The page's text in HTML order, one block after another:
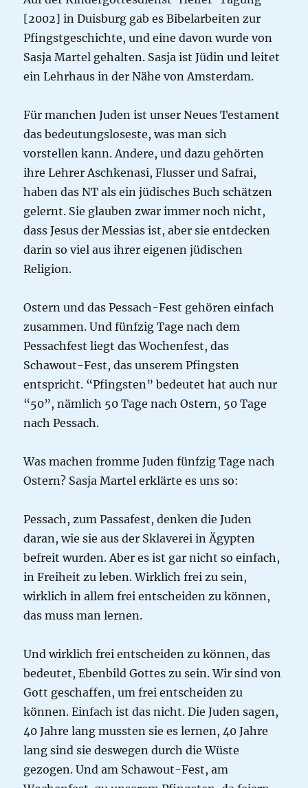
[2002] in Duisburg gab es Bibelarbeiten zur
Pfingstgeschichte, und eine davon wurde von
Sasja Martel gehalten. Sasja ist Jüdin und leitet
ein Lehrhaus in der Nähe von Amsterdam.
Für manchen Juden ist unser Neues Testament
das bedeutungsloseste, was man sich
vorstellen kann. Andere, und dazu gehörten
ihre Lehrer Aschkenasi, Flusser und Safrai,
haben das NT als ein jüdisches Buch schätzen
gelernt. Sie glauben zwar immer noch nicht,
dass Jesus der Messias ist, aber sie entdecken
darin so viel aus ihrer eigenen jüdischen
Religion.
Ostern und das Pessach-Fest gehören einfach
zusammen. Und fünfzig Tage nach dem
Pessachfest liegt das Wochenfest, das
Schawout-Fest, das unserem Pfingsten
entspricht. “Pfingsten” bedeutet hat auch nur
“50”, nämlich 50 Tage nach Ostern, 50 Tage
nach Pessach.
Was machen fromme Juden fünfzig Tage nach
Ostern? Sasja Martel erklärte es uns so:
Pessach, zum Passafest, denken die Juden
daran, wie sie aus der Sklaverei in Ägypten
befreit wurden. Aber es ist gar nicht so einfach,
in Freiheit zu leben. Wirklich frei zu sein,
wirklich in allem frei entscheiden zu können,
das muss man lernen.
Und wirklich frei entscheiden zu können, das
bedeutet, Ebenbild Gottes zu sein. Wir sind von
Gott geschaffen, um frei entscheiden zu
können. Einfach ist das nicht. Die Juden sagen,
40 Jahre lang mussten sie es lernen, 40 Jahre
lang sind sie deswegen durch die Wüste
gezogen. Und am Schawout-Fest, am